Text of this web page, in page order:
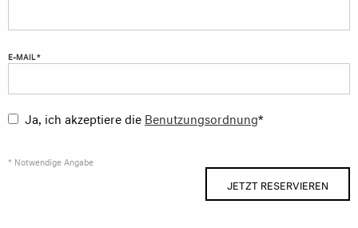
E-MAIL *
Ja, ich akzeptiere die Benutzungsordnung*
* Notwendige Angabe
JETZT RESERVIEREN